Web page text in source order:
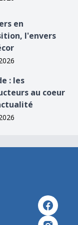
du décor
en
l'envers
de l&#039;actualité
: les
au coeur